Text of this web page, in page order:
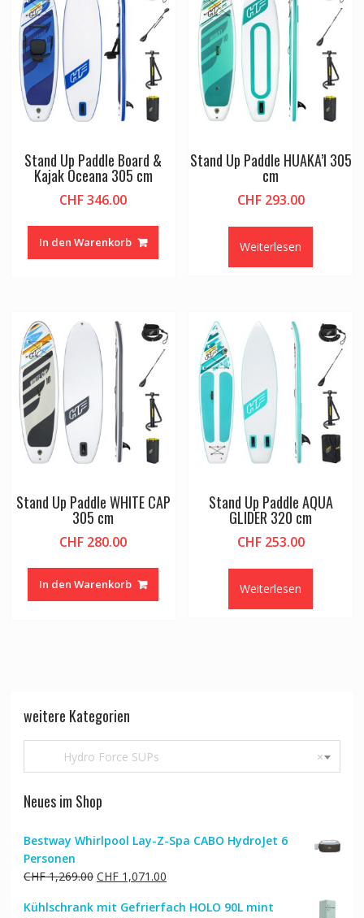
Stand Up Paddle Board &
Kajak Oceana 305 cm
CHF346.00
In den Warenkorb
Stand Up Paddle HUAKA’I 305
cm
CHF293.00
Weiterlesen
Stand Up Paddle WHITE CAP
305 cm
CHF 280.00
In den Warenkorb
Stand Up Paddle AQUA
GLIDER 320 cm
CHF253.00
Weiterlesen
weitere Kategorien
×
Hydro Force SUPs
Neues im Shop
Bestway Whirlpool Lay-Z-Spa CABO HydroJet 6
Personen
CHF1,269.00 Ursprünglicher
war:
CHF1,071.00Aktueller
ist:
Kühlschrank mit Gefrierfach HOLO 90L mint